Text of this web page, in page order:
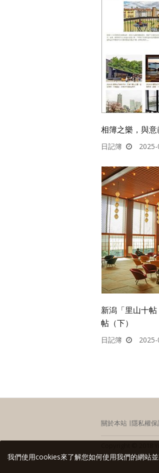
相簿之樂，與意
日記簿 2025-
新潟「里山十帖
帖（下）
日記簿
關於本站 ∣隱私權保
我們使用cookies來了解您如何使用我們的網站